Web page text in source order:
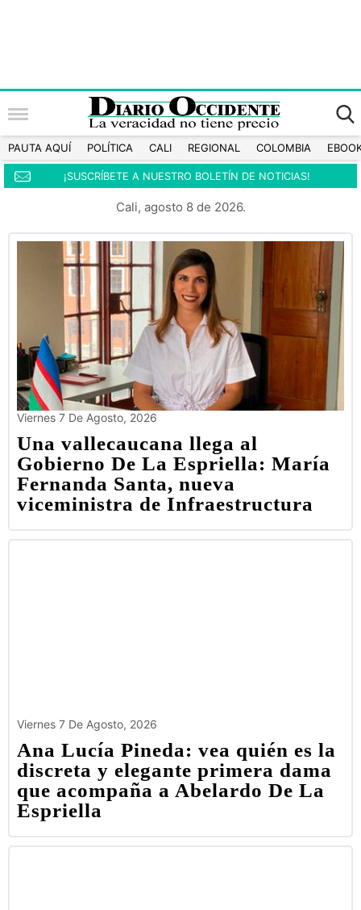
PAUTA AQUÍ POLÍTICA CALI REGIONAL COLOMBIA
¡SUSCRÍBETE A NUESTRO BOLETÍN DE NOTICIAS!
Cali, agosto 8 de 2026.
Viernes 7 De Agosto, 2026
Una vallecaucana llega al
Gobierno De La Espriella: María
Fernanda Santa, nueva
viceministra de Infraestructura
Viernes 7 De Agosto, 2026
Ana Lucía Pineda: vea quién es la
discreta y elegante primera dama
que acompaña a Abelardo De La
Espriella